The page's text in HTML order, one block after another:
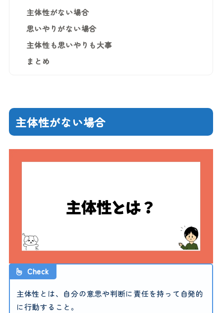
主体性がない場合
思いやりがない場合
主体性も思いやりも大事
まとめ
主体性がない場合
Check
主体性とは、自分の意思や判断に責任を持って自発的
に行動すること。